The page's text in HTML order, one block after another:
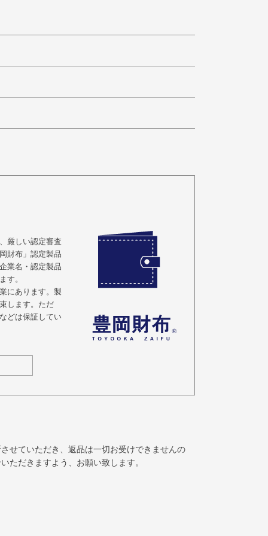
厳しい認定審査
財布」認定製品
業名・認定製品
す。
にあります。製
します。ただ
どは保証してい
せていただき、返品は一切お受けできませんの
ただきますよう、お願い致します。